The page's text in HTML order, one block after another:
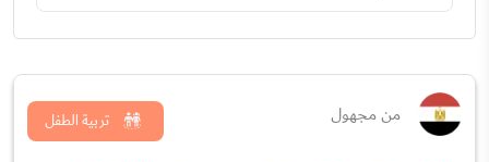
من مجهول تربية الطفل